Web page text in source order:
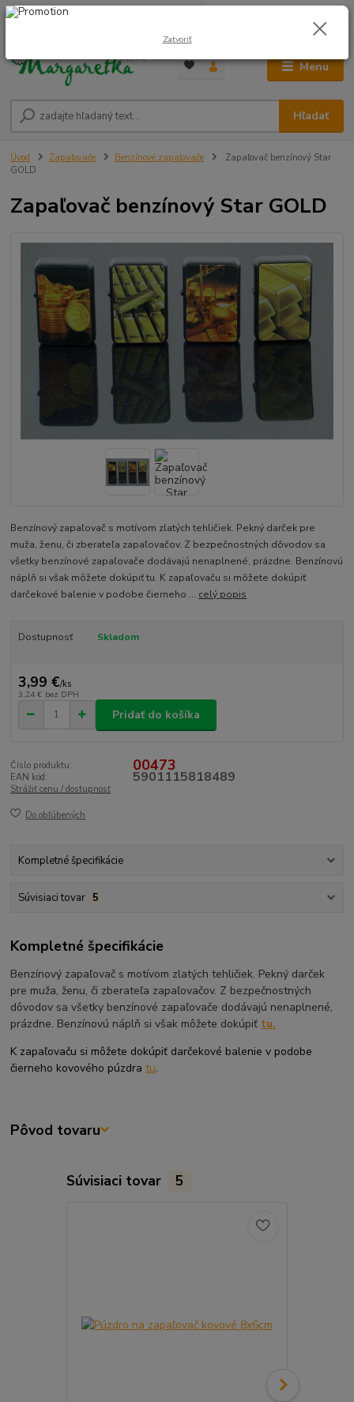
Menu
Hľadať
0948 236 042
0,00 €
Úvod Zapaľovače Benzínové zapaľovače
Zapaľovač benzínový Star
GOLD
Zapaľovač benzínový Star GOLD
Benzínový zapaľovač s motívom zlatých tehličiek. Pekný darček pre
muža, ženu, či zberateľa zapaľovačov. Z bezpečnostných dôvodov sa
všetky benzínové zapaľovače dodávajú nenaplnené, prázdne. Benzínovú
náplň si však môžete dokúpiť tu. K zapaľovaču si môžete dokúpiť
darčekové balenie v podobe čierneho ... celý popis
Dostupnosť Skladom
3,99 €/ks
3,24 € bez DPH
Pridať do košíka
Číslo produktu: 00473
EAN kód: 5901115818489
Strážiť cenu / dostupnosť
Do obľúbených
Kompletné špecifikácie
Súvisiaci tovar 5
Kompletné špecifikácie
Benzínový zapaľovač s motívom zlatých tehličiek. Pekný darček
pre muža, ženu, či zberateľa zapaľovačov. Z bezpečnostných
dôvodov sa všetky benzínové zapaľovače dodávajú nenaplnené,
prázdne. Benzínovú náplň si však môžete dokúpiť tu.
K zapaľovaču si môžete dokúpiť darčekové balenie v podobe
čierneho kovového púzdratu.
Pôvod tovaru
Súvisiaci tovar 5
Zatvoriť